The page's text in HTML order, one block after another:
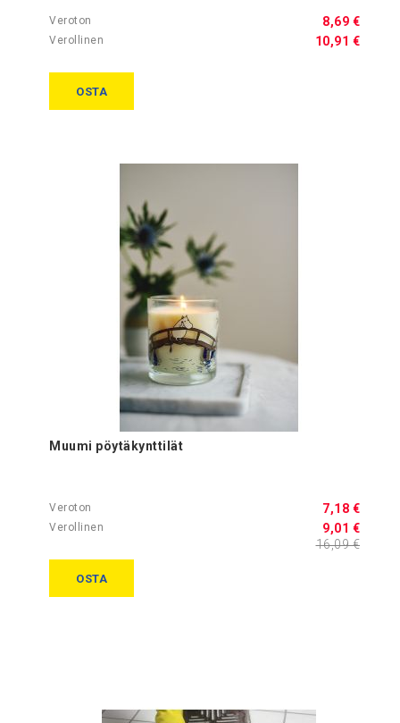
10,91 €
8,69 €
OSTA
Muumi pöytäkynttilät
9,01 €
7,18 €
16,09 €
OSTA